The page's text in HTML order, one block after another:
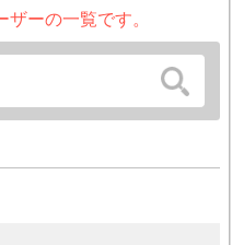
ーの一覧です。